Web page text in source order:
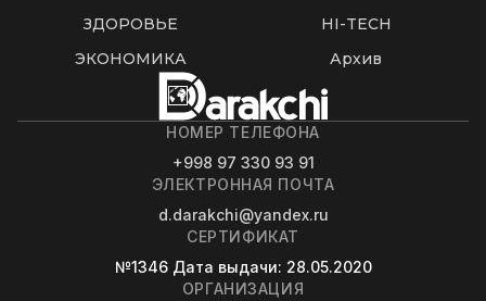
ЗДОРОВЬЕ
HI-TECH
ЭКОНОМИКА
Архив
НОМЕР ТЕЛЕФОНА
+998 97 330 93 91
ЭЛЕКТРОННАЯ ПОЧТА
d.darakchi@yandex.ru
СЕРТИФИКАТ
№1346 Дата выдачи: 28.05.2020
ОРГАНИЗАЦИЯ